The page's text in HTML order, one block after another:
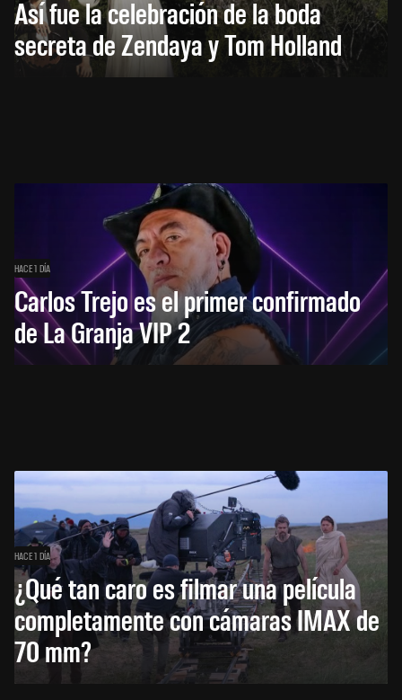
Así fue la celebración de la boda
secreta de Zendaya y Tom Holland
HACE 1 DÍA
Carlos Trejo es el primer confirmado
de La Granja VIP 2
HACE 1 DÍA
¿Qué tan caro es filmar una película
completamente con cámaras IMAX de
70 mm?